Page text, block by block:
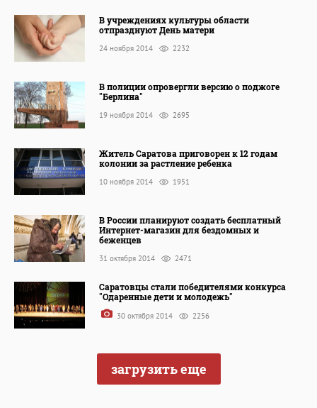
В учреждениях культуры области
отпразднуют День матери
24 ноября 2014 2232
В полиции опровергли версию о поджоге
"Берлина"
19 ноября 2014 2695
Житель Саратова приговорен к 12 годам
колонии за растление ребенка
10 ноября 2014 1951
В России планируют создать бесплатный
Интернет-магазин для бездомных и
беженцев
31 октября 2014 2471
Саратовцы стали победителями конкурса
"Одаренные дети и молодежь"
30 октября 2014 2256
загрузить еще